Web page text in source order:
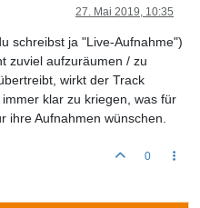
27. Mai 2019, 10:35
schreibst ja "Live-Aufnahme")
zuviel aufzuräumen / zu
wirkt der Track
klar zu kriegen, was für
ihre Aufnahmen wünschen.
0